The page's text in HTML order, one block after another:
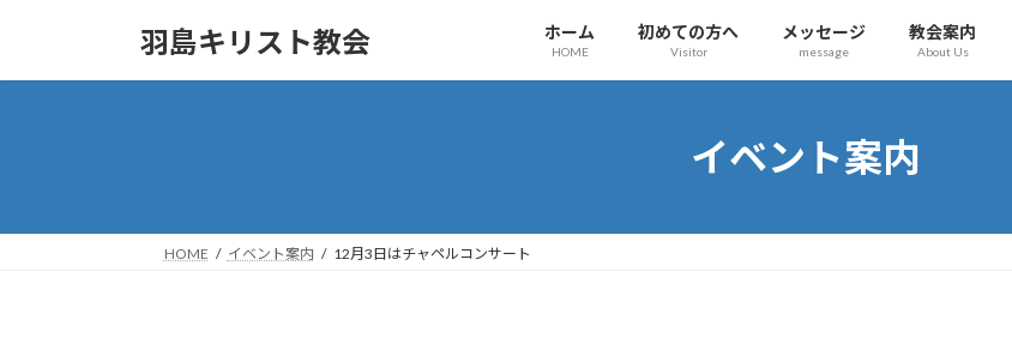
羽島キリスト教会 ホーム
HOME
初めての方へ
Visitor
メッセージ
message
教会案内
About Us
イベント案内
HOME イベント案内 12月3日はチャペルコンサート